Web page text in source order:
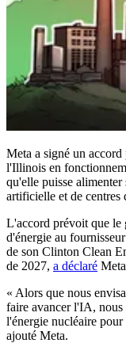
Meta a signé un
l'Illinois en
qu'elle puisse
artificielle et de centres
L'accord prévoit que le
d'énergie au
de son Clinton Clean
de 2027, a déclaré
« Alors que nous
faire avancer l'IA, nous
l'énergie nucléaire
ajouté Meta.